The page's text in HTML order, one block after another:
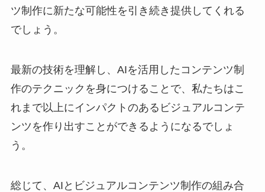
ツ制作に新たな可能性を引き続き提供してくれる
でしょう。
最新の技術を理解し、AIを活用したコンテンツ制
作のテクニックを身につけることで、私たちはこ
れまで以上にインパクトのあるビジュアルコンテ
ンツを作り出すことができるようになるでしょ
う。
総じて、AIとビジュアルコンテンツ制作の組み合